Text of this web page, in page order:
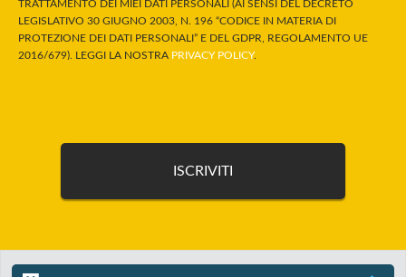
TRATTAMENTO DEI MIEI DATI PERSONALI (AI SENSI DEL DECRETO
LEGISLATIVO 30 GIUGNO 2003, N. 196 “CODICE IN MATERIA DI
PROTEZIONE DEI DATI PERSONALI” E DEL GDPR, REGOLAMENTO UE
2016/679). LEGGI LA NOSTRA PRIVACY POLICY.